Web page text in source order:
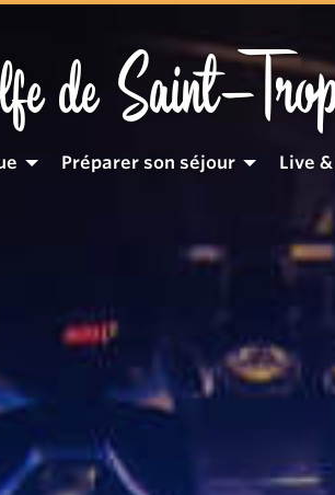
de Saint-
Préparer son séjour Live